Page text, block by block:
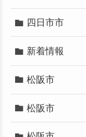
四日市市
新着情報
松阪市
松阪市